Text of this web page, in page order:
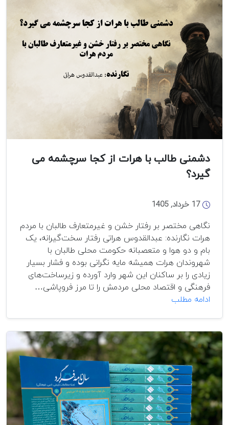
دشمنی طالب با هرات از کجا سرچشمه می
گیرد؟
17 خرداد, 1405
نگاهی مختصر بر رفتار خشن و غیرمتعارف طالبان با مردم
هرات نگارنده: عبدالقدوس هراتی رفتار سخت‌گیرانه، یک
بام و دو هوا و متعصبانه حکومت محلی طالبان با
شهروندان هرات همیشه مایه نگرانی بوده و فشار بسیار
زیادی را بر ساکنان این شهر وارد آورده و زیرساخت‌های
فرهنگی و اقتصاد محلی مردمش را تا مرز فروپاشی…
ادامه مطلب
هرات
از
کجا
سرچشمه
می
گیرد؟